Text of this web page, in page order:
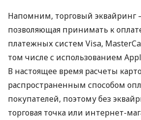
Напомним, торговый эквайринг
позволяющая принимать к
платежных систем Visa,
том числе с использованием
В настоящее время расчеты
распространенным способом
покупателей, поэтому без
торговая точка или интернет-